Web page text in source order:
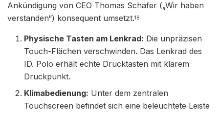
Ankündigung von CEO Thomas Schäfer („Wir haben
verstanden“) konsequent umsetzt.18
Physische Tasten am Lenkrad: Die unpräzisen
Touch-Flächen verschwinden. Das Lenkrad des
ID. Polo erhält echte Drucktasten mit klarem
Druckpunkt.
Klimabedienung: Unter dem zentralen
Touchscreen befindet sich eine beleuchtete Leiste